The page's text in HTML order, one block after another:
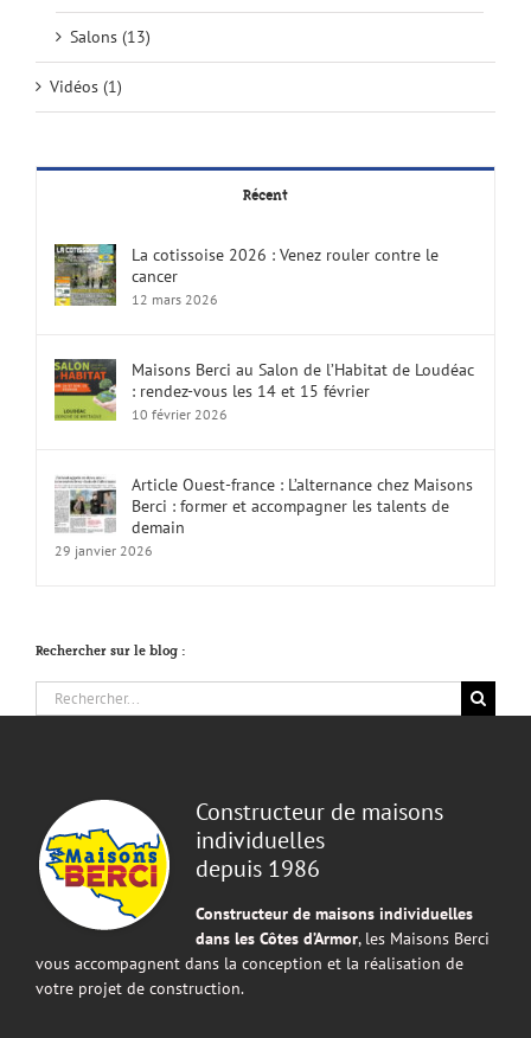
Salons (13)
Vidéos (1)
Récent
La cotissoise 2026 : Venez rouler contre le
cancer
12 mars 2026
Maisons Berci au Salon de l’Habitat de Loudéac
: rendez-vous les 14 et 15 février
10 février 2026
Article Ouest-france : L’alternance chez Maisons
Berci : former et accompagner les talents de
demain
29 janvier 2026
Rechercher sur le blog :
Rechercher:
Constructeur de maisons
individuelles
depuis 1986
Constructeur de maisons individuelles
dans les Côtes d’Armor, les Maisons Berci
vous accompagnent dans la conception et la réalisation de
votre projet de construction.